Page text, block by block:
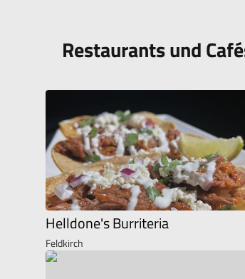
Restaurants und
Helldone's Burriteria
Feldkirch